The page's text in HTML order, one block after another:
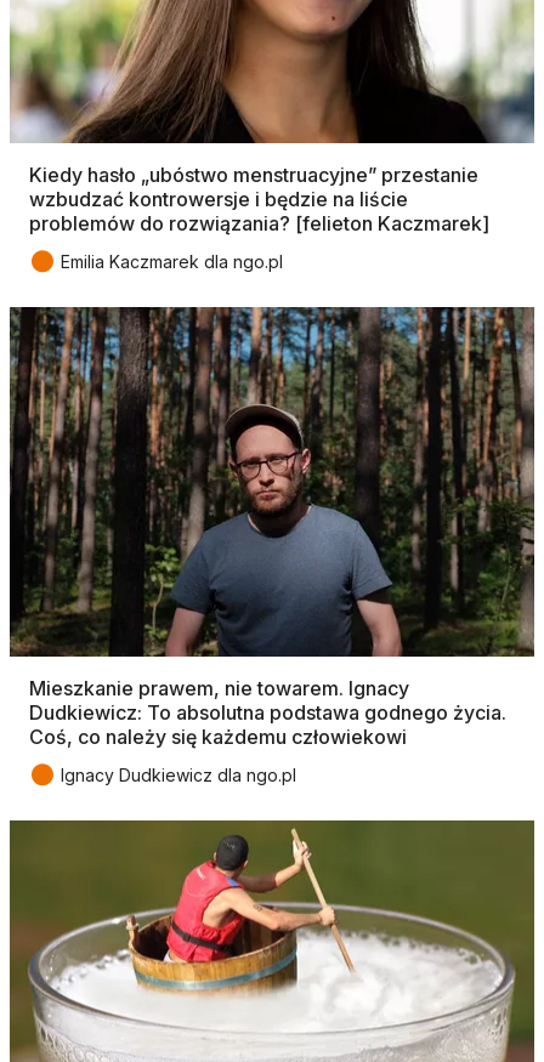
Kiedy hasło „ubóstwo menstruacyjne” przestanie
wzbudzać kontrowersje i będzie na liście
problemów do rozwiązania? [felieton Kaczmarek]
● Emilia Kaczmarek dla ngo.pl
Mieszkanie prawem, nie towarem. Ignacy
Dudkiewicz: To absolutna podstawa godnego życia.
Coś, co należy się każdemu człowiekowi
● Ignacy Dudkiewicz dla ngo.pl